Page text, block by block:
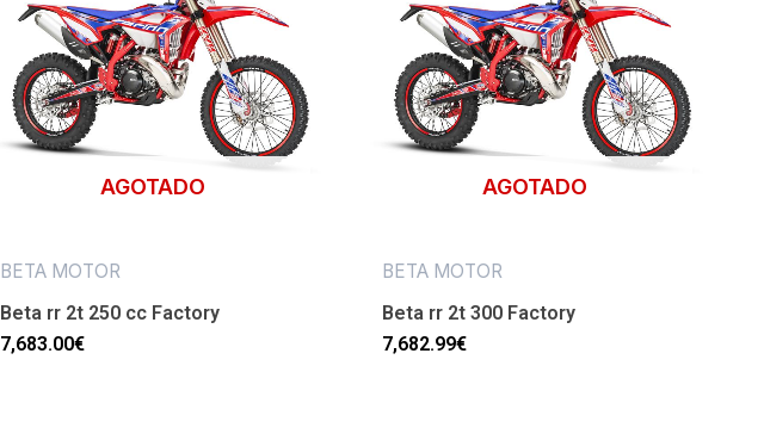
AGOTADO
BETA MOTOR
Beta rr 2t 250 cc Factory
7,683.00€
AGOTADO
BETA MOTOR
Beta rr 2t 300 Factory
7,682.99€